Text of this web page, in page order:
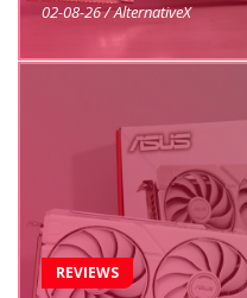
02-08-26 / AlternativeX
REVIEWS